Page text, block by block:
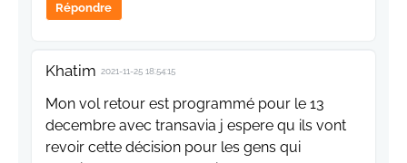
Répondre
Khatim 2021-11-25 18:54:15
Mon vol retour est programmé pour le 13
decembre avec transavia j espere qu ils vont
revoir cette décision pour les gens qui